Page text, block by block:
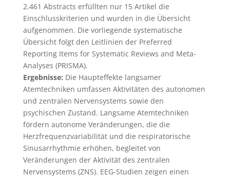
2.461 Abstracts erfüllten nur 15 Artikel die
Einschlusskriterien und wurden in die Übersicht
aufgenommen. Die vorliegende systematische
Übersicht folgt den Leitlinien der Preferred
Reporting Items for Systematic Reviews and Meta-
Analyses (PRISMA).
Ergebnisse: Die Haupteffekte langsamer
Atemtechniken umfassen Aktivitäten des autonomen
und zentralen Nervensystems sowie den
psychischen Zustand. Langsame Atemtechniken
fördern autonome Veränderungen, die die
Herzfrequenzvariabilität und die respiratorische
Sinusarrhythmie erhöhen, begleitet von
Veränderungen der Aktivität des zentralen
Nervensystems (ZNS). EEG-Studien zeigen einen